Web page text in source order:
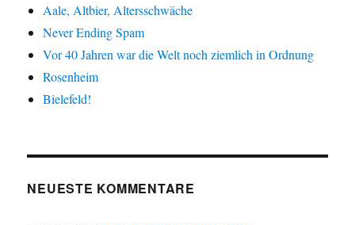
Aale, Altbier, Altersschwäche
Never Ending Spam
Vor 40 Jahren war die Welt noch ziemlich in Ordnung
Rosenheim
Bielefeld!
NEUESTE KOMMENTARE